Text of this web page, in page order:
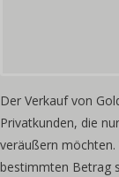
Der Verkauf von
Privatkunden, die
veräußern möchten.
bestimmten Betrag